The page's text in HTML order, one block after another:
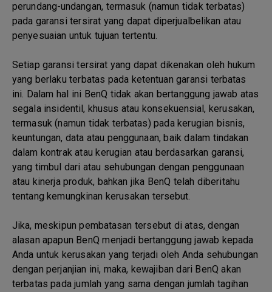
perundang-undangan, termasuk (namun tidak terbatas)
pada garansi tersirat yang dapat diperjualbelikan atau
penyesuaian untuk tujuan tertentu.
Setiap garansi tersirat yang dapat dikenakan oleh hukum
yang berlaku terbatas pada ketentuan garansi terbatas
ini. Dalam hal ini BenQ tidak akan bertanggung jawab atas
segala insidentil, khusus atau konsekuensial, kerusakan,
termasuk (namun tidak terbatas) pada kerugian bisnis,
keuntungan, data atau penggunaan, baik dalam tindakan
dalam kontrak atau kerugian atau berdasarkan garansi,
yang timbul dari atau sehubungan dengan penggunaan
atau kinerja produk, bahkan jika BenQ telah diberitahu
tentang kemungkinan kerusakan tersebut.
Jika, meskipun pembatasan tersebut di atas, dengan
alasan apapun BenQ menjadi bertanggung jawab kepada
Anda untuk kerusakan yang terjadi oleh Anda sehubungan
dengan perjanjian ini, maka, kewajiban dari BenQ akan
terbatas pada jumlah yang sama dengan jumlah tagihan